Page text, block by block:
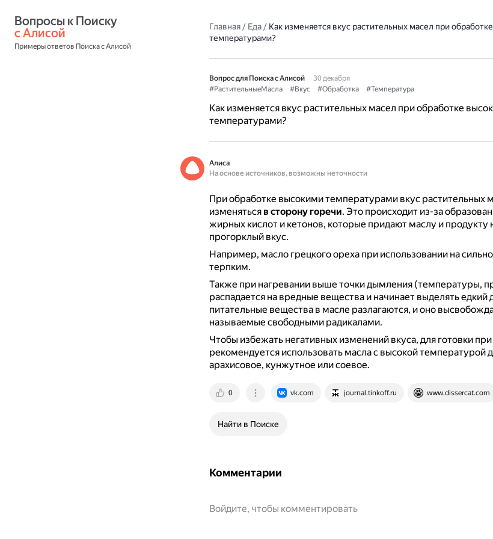
с Алисой
Примеры ответов Поиска с Алисой
Главная/ Еда/ Как изменяется вкус растительных масел при
температурами?
Вопрос для Поиска с Алисой
30 декабря
#РастительныеМасла
#Вкус #Обработка #Температура
Как изменяется вкус растительных масел при обработке
температурами?
Алиса
На основе источников, возможны неточности
При обработке высокими температурами вкус растительных
изменяться в сторону горечи. Это происходит из-за
жирных кислот и кетонов, которые придают маслу и продукту
прогорклый вкус.
Например, масло грецкого ореха при использовании на
терпким.
Также при нагревании выше точки дымления (температуры,
распадается на вредные вещества и начинает выделять
питательные вещества в масле разлагаются, и оно
называемые свободными радикалами.
Чтобы избежать негативных изменений вкуса, для готовки
рекомендуется использовать масла с высокой
арахисовое, кунжутное или соевое.
0 vk.com journal.tinkoff.ru www.dissercat.com
Найти в Поиске
Комментарии
Войдите, чтобы комментировать